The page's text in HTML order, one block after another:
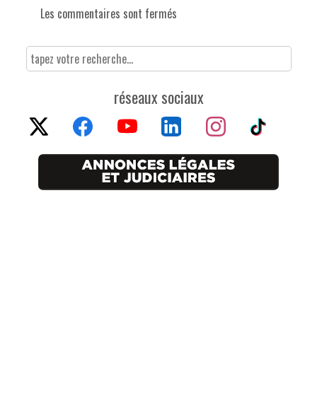
Les commentaires sont fermés
réseaux sociaux